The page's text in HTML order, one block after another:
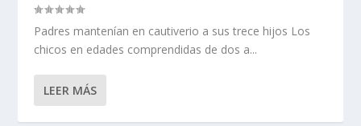
Padres mantenían en cautiverio a sus trece hijos Los
chicos en edades comprendidas de dos a...
LEER MÁS